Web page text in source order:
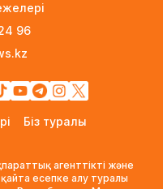
жұмыс
түрде
қойылатын
96
Біз туралы
агенттікті және
есепке алу туралы